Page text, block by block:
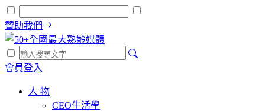
贊助我們
會員登入
人 物
CEO生活學